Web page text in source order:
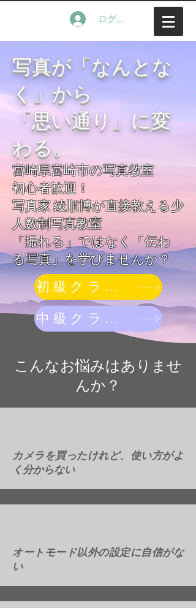
ログイン
写真が「なんとな
く」から
「思い通り」に変
わる。
宮崎県宮崎市の写真教室
初心者歓迎！
写真家 綾順博が直接教える少
人数制写真教室
「撮れる」ではなく「伝わ
る写真」を学びませんか？
初級クラスを見る
中級クラスを見る
こんなお悩みはありませ
んか？
カメラを買ったけれど、使い方がよ
く分からない
オートモード以外の設定に自信がな
い